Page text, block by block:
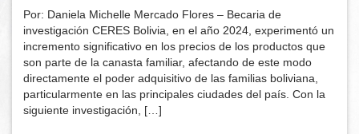
Por: Daniela Michelle Mercado Flores – Becaria de
investigación CERES Bolivia, en el año 2024, experimentó un
incremento significativo en los precios de los productos que
son parte de la canasta familiar, afectando de este modo
directamente el poder adquisitivo de las familias boliviana,
particularmente en las principales ciudades del país. Con la
siguiente investigación, […]